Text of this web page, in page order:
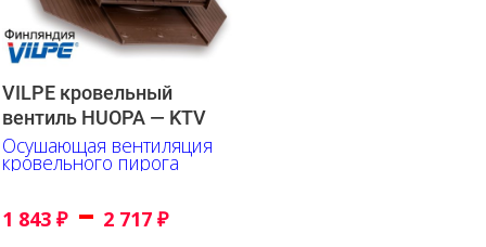
VILPE кровельный
вентиль HUOPA — KTV
Осушающая вентиляция
кровельного пирога
1 843 ₽ – 2 717 ₽